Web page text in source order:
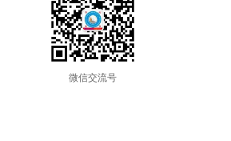
微信交流号